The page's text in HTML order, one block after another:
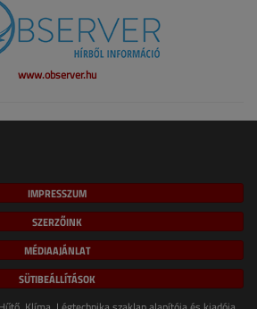
www.observer.hu
IMPRESSZUM
SZERZŐINK
MÉDIAAJÁNLAT
SÜTIBEÁLLÍTÁSOK